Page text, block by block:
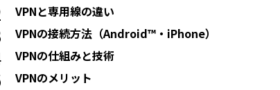
VPNと専用線の違い
VPNの接続方法（Android™・iPhone）
VPNの仕組みと技術
VPNのメリット